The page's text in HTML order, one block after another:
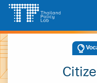
Skip
content
Search
for: